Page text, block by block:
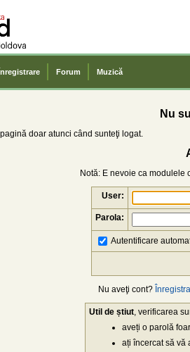
Forum Muzică
Nu
doar atunci când sunteţi logat.
Notă: E nevoie ca modulele
User:
Parola:
Autentificare
Nu aveţi cont?
Util de știut , verificarea
aveți o parolă
ați încercat să vă